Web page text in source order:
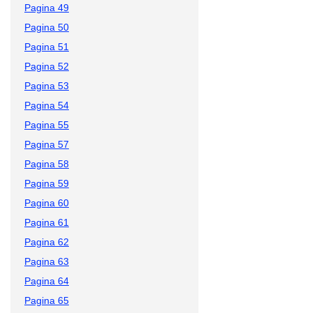
Pagina 49
Pagina 50
Pagina 51
Pagina 52
Pagina 53
Pagina 54
Pagina 55
Pagina 57
Pagina 58
Pagina 59
Pagina 60
Pagina 61
Pagina 62
Pagina 63
Pagina 64
Pagina 65